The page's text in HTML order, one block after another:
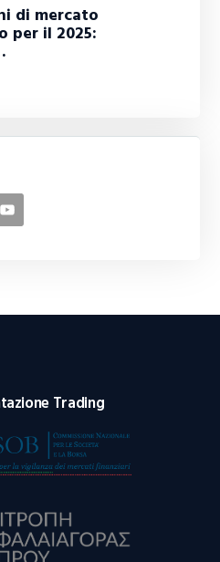
di mercato
per il 2025:
Trading